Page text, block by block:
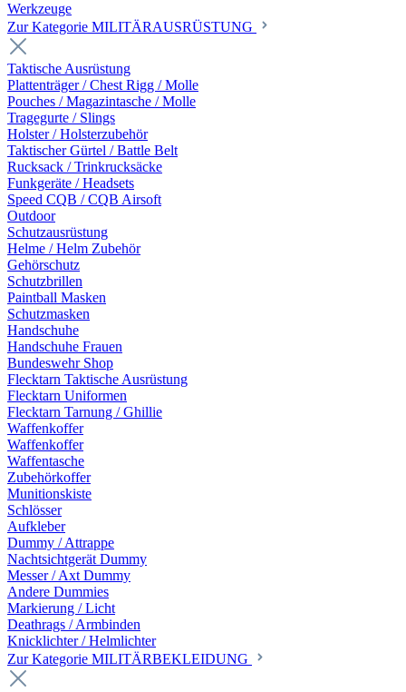
Werkzeuge
Zur Kategorie MILITÄRAUSRÜSTUNG
Taktische Ausrüstung
Plattenträger / Chest Rigg / Molle
Pouches / Magazintasche / Molle
Tragegurte / Slings
Holster / Holsterzubehör
Taktischer Gürtel / Battle Belt
Rucksack / Trinkrucksäcke
Funkgeräte / Headsets
Speed CQB / CQB Airsoft
Outdoor
Schutzausrüstung
Helme / Helm Zubehör
Gehörschutz
Schutzbrillen
Paintball Masken
Schutzmasken
Handschuhe
Handschuhe Frauen
Bundeswehr Shop
Flecktarn Taktische Ausrüstung
Flecktarn Uniformen
Flecktarn Tarnung / Ghillie
Waffenkoffer
Waffenkoffer
Waffentasche
Zubehörkoffer
Munitionskiste
Schlösser
Aufkleber
Dummy / Attrappe
Nachtsichtgerät Dummy
Messer / Axt Dummy
Andere Dummies
Markierung / Licht
Deathrags / Armbinden
Knicklichter / Helmlichter
Zur Kategorie MILITÄRBEKLEIDUNG